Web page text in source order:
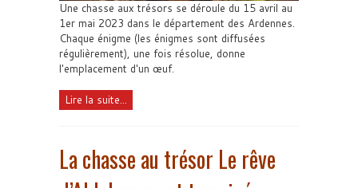
Une chasse aux trésors se déroule du 15 avril au
1er mai 2023 dans le département des Ardennes.
Chaque énigme (les énigmes sont diffusées
régulièrement), une fois résolue, donne
l'emplacement d'un œuf.
Lire la suite...
La chasse au trésor Le rêve